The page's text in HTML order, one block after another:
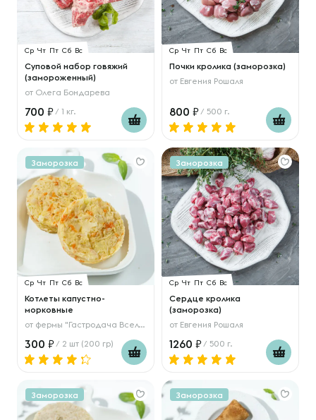
Ср Чт Пт Сб Вс
Суповой набор говяжий
(замороженный)
от Олега Бондарева
700 / 1 кг.
Ср Чт Пт Сб Вс
Почки кролика (заморозка)
от Евгения Рошаля
800 / 500 г.
Заморозка
Ср Чт Пт Сб Вс
Котлеты капустно-
морковные
от фермы "Гастродача Вселуг"
300 / 2 шт (200 гр)
Заморозка
Ср Чт Пт Сб Вс
Сердце кролика
(заморозка)
от Евгения Рошаля
1260 / 500 г.
Заморозка Заморозка